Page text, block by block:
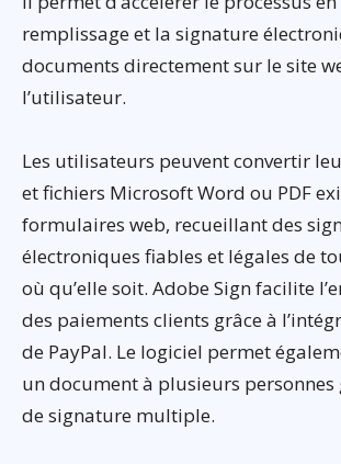
remplissage et la signature
documents directement sur le site
l’utilisateur.
Les utilisateurs peuvent convertir
et fichiers Microsoft Word ou PDF
formulaires web, recueillant des
électroniques fiables et légales de
où qu’elle soit. Adobe Sign facilite
des paiements clients grâce à
de PayPal. Le logiciel permet
un document à plusieurs personnes
de signature multiple.